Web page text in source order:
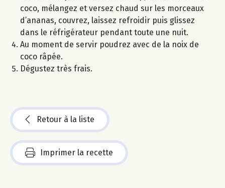
coco, mélangez et versez chaud sur les morceaux
d’ananas, couvrez, laissez refroidir puis glissez
dans le réfrigérateur pendant toute une nuit.
Au moment de servir poudrez avec de la noix de
coco râpée.
Dégustez très frais.
Retour à la liste
Imprimer la recette